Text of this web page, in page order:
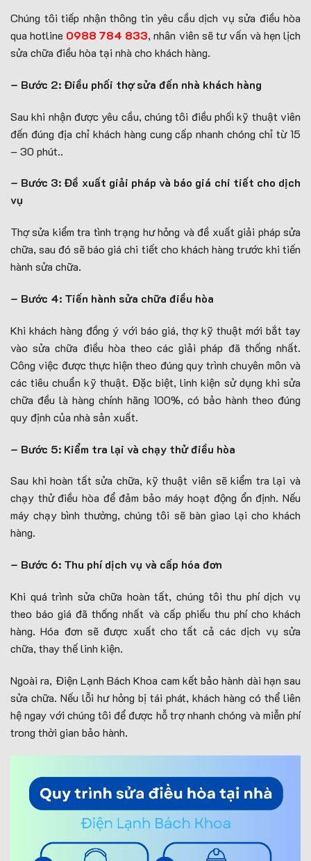
Chúng tôi tiếp nhận thông tin yêu cầu dịch vụ sửa điều hòa
qua hotline 0988 784 833, nhân viên sẽ tư vấn và hẹn lịch
sửa chữa điều hòa tại nhà cho khách hàng.
– Bước 2: Điều phối thợ sửa đến nhà khách hàng
Sau khi nhận được yêu cầu, chúng tôi điều phối kỹ thuật viên
đến đúng địa chỉ khách hàng cung cấp nhanh chóng chỉ từ 15
– 30 phút..
– Bước 3: Đề xuất giải pháp và báo giá chi tiết cho dịch
vụ
Thợ sửa kiểm tra tình trạng hư hỏng và đề xuất giải pháp sửa
chữa, sau đó sẽ báo giá chi tiết cho khách hàng trước khi tiến
hành sửa chữa.
– Bước 4: Tiến hành sửa chữa điều hòa
Khi khách hàng đồng ý với báo giá, thợ kỹ thuật mới bắt tay
vào sửa chữa điều hòa theo các giải pháp đã thống nhất.
Công việc được thực hiện theo đúng quy trình chuyên môn và
các tiêu chuẩn kỹ thuật. Đặc biệt, linh kiện sử dụng khi sửa
chữa đều là hàng chính hãng 100%, có bảo hành theo đúng
quy định của nhà sản xuất.
– Bước 5: Kiểm tra lại và chạy thử điều hòa
Sau khi hoàn tất sửa chữa, kỹ thuật viên sẽ kiểm tra lại và
chạy thử điều hòa để đảm bảo máy hoạt động ổn định. Nếu
máy chạy bình thường, chúng tôi sẽ bàn giao lại cho khách
hàng.
– Bước 6: Thu phí dịch vụ và cấp hóa đơn
Khi quá trình sửa chữa hoàn tất, chúng tôi thu phí dịch vụ
theo báo giá đã thống nhất và cấp phiếu thu phí cho khách
hàng. Hóa đơn sẽ được xuất cho tất cả các dịch vụ sửa
chữa, thay thế linh kiện.
Ngoài ra, Điện Lạnh Bách Khoa cam kết bảo hành dài hạn sau
sửa chữa. Nếu lỗi hư hỏng bị tái phát, khách hàng có thể liên
hệ ngay với chúng tôi để được hỗ trợ nhanh chóng và miễn phí
trong thời gian bảo hành.